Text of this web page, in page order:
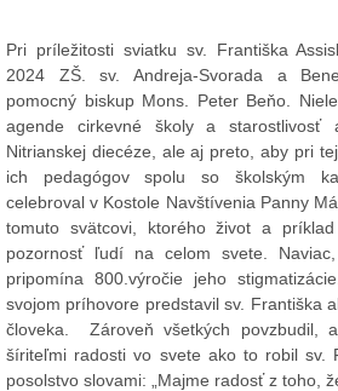
Pri príležitosti sviatku sv. Františka
2024 ZŠ. sv. Andreja-Svorada a
pomocný biskup Mons. Peter Beňo.
agende cirkevné školy a starostlivosť
Nitrianskej diecéze, ale aj preto, aby pri
ich pedagógov spolu so školským
celebroval v Kostole Navštívenia Panny
tomuto svätcovi, ktorého život a
pozornosť ľudí na celom svete.
pripomína 800.výročie jeho
svojom príhovore predstavil sv. Františka
človeka. Zároveň všetkých povzbudil,
šíriteľmi radosti vo svete ako to robil sv.
posolstvo slovami: „Majme radosť z toho,